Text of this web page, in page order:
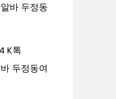
바 두정동
K톡
두정동여